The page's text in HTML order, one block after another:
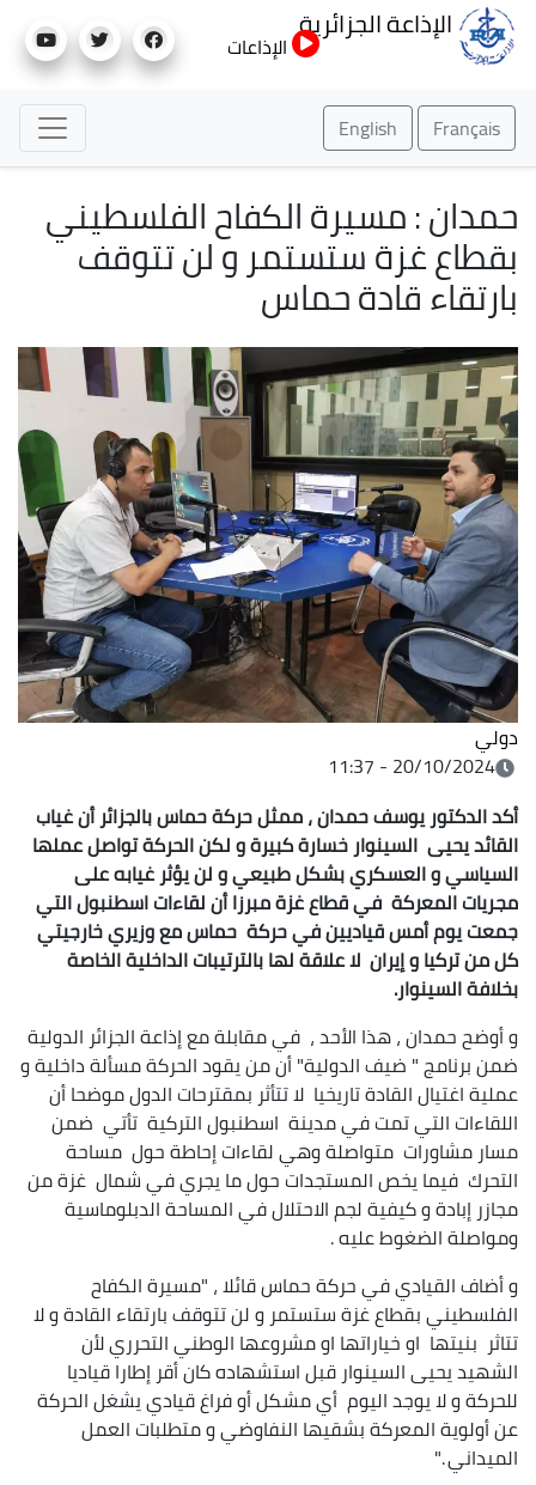
إلى
الإذاعة الجزائرية
الإذاعات
Français
English
حمدان : مسيرة الكفاح الفلسطيني
بقطاع غزة ستستمر و لن تتوقف
بارتقاء قادة حماس
دولي
20/10/2024 - 11:37
أكد الدكتور يوسف حمدان ، ممثل حركة حماس بالجزائر أن غياب
القائد يحيى السينوار خسارة كبيرة و لكن الحركة تواصل عملها
السياسي و العسكري بشكل طبيعي و لن يؤثر غيابه على
مجريات المعركة في قطاع غزة مبرزا أن لقاءات اسطنبول التي
جمعت يوم أمس قياديين في حركة حماس مع وزيري خارجيتي
كل من تركيا و إيران لا علاقة لها بالترتيبات الداخلية الخاصة
بخلافة السينوار.
و أوضح حمدان ، هذا الأحد ، في مقابلة مع إذاعة الجزائر الدولية
ضمن برنامج " ضيف الدولية" أن من يقود الحركة مسألة داخلية و
عملية اغتيال القادة تاريخيا لا تتأثر بمقترحات الدول موضحا أن
اللقاءات التي تمت في مدينة اسطنبول التركية تأتي ضمن
مسار مشاورات متواصلة وهي لقاءات إحاطة حول مساحة
التحرك فيما يخص المستجدات حول ما يجري في شمال غزة من
مجازر إبادة و كيفية لجم الاحتلال في المساحة الدبلوماسية
ومواصلة الضغوط عليه .
و أضاف القيادي في حركة حماس قائلا ، "مسيرة الكفاح
الفلسطيني بقطاع غزة ستستمر و لن تتوقف بارتقاء القادة و لا
تتاثر بنيتها او خياراتها او مشروعها الوطني التحرري لأن
الشهيد يحيى السينوار قبل استشهاده كان أقر إطارا قياديا
للحركة و لا يوجد اليوم أي مشكل أو فراغ قيادي يشغل الحركة
عن أولوية المعركة بشقيها النفاوضي و متطلبات العمل
الميداني ."